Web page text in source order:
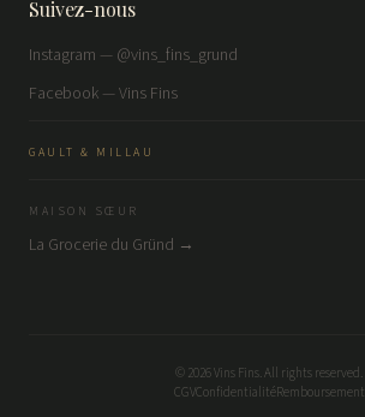
Suivez-nous
Instagram — @vins_fins_grund
Facebook — Vins Fins
GAULT & MILLAU
MAISON SŒUR
La Grocerie du Gründ →
© 2026Vins Fins. All rights reserved.
CGVConfidentialitéRemboursement